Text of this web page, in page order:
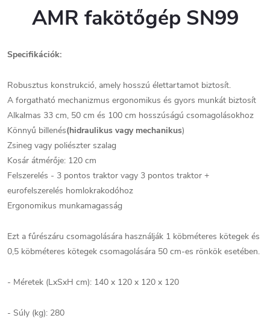
AMR fakötőgép SN99
Specifikációk:
Robusztus konstrukció, amely hosszú élettartamot biztosít.
A forgatható mechanizmus ergonomikus és gyors munkát biztosít
Alkalmas 33 cm, 50 cm és 100 cm hosszúságú csomagolásokhoz
Könnyű billenés(hidraulikus vagy mechanikus)
Zsineg vagy poliészter szalag
Kosár átmérője: 120 cm
Felszerelés - 3 pontos traktor vagy 3 pontos traktor +
eurofelszerelés homlokrakodóhoz
Ergonomikus munkamagasság
Ezt a fűrészáru csomagolására használják 1 köbméteres kötegek és
0,5 köbméteres kötegek csomagolására 50 cm-es rönkök esetében.
- Méretek (LxSxH cm): 140 x 120 x 120 x 120
- Súly (kg): 280